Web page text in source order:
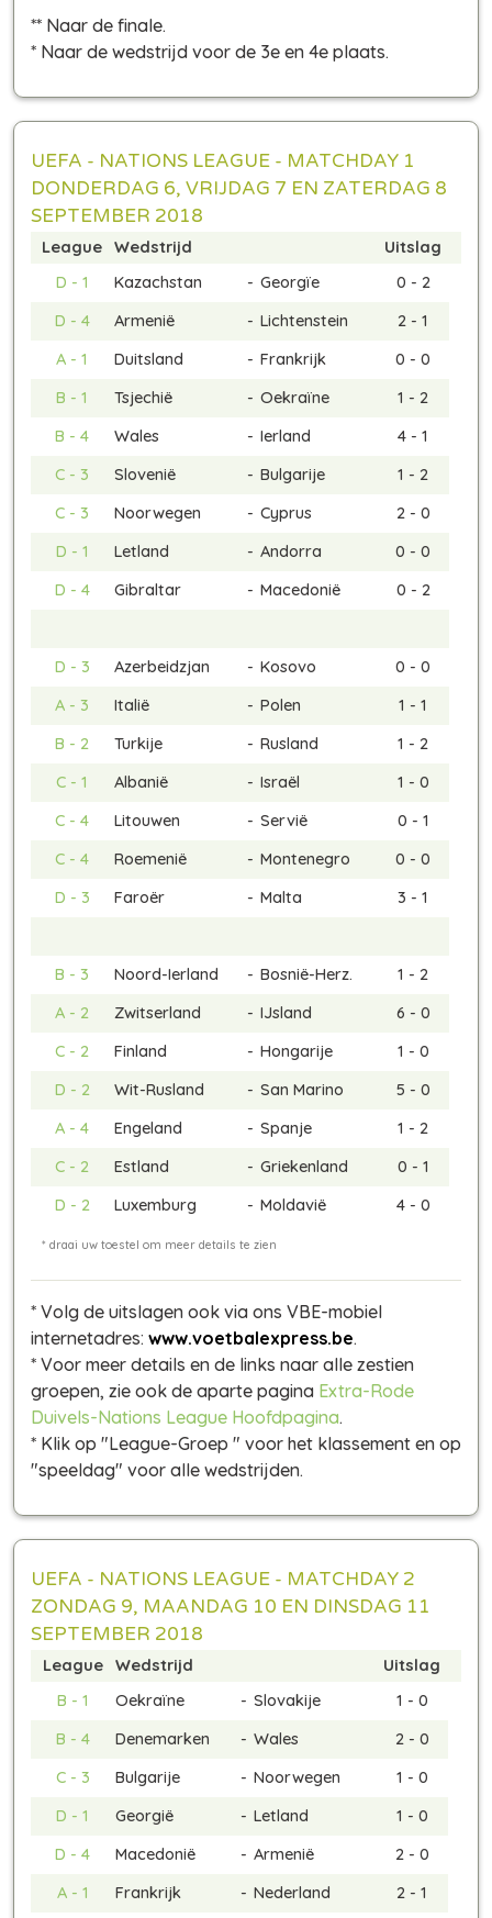
** Naar de finale.
* Naar de wedstrijd voor de 3e en 4e plaats.
UEFA - NATIONS LEAGUE - MATCHDAY 1
DONDERDAG 6, VRIJDAG 7 EN ZATERDAG 8
SEPTEMBER 2018
League Wedstrijd
Uitslag
D - 1
Kazachstan - Georgïe
0 - 2
D - 4
Armenië - Lichtenstein
2 - 1
A - 1
Duitsland - Frankrijk
0 - 0
B - 1
Tsjechië - Oekraïne
1 - 2
B - 4
Wales - Ierland
4 - 1
C - 3
Slovenië - Bulgarije
1 - 2
C - 3
Noorwegen - Cyprus
2 - 0
D - 1
Letland - Andorra
0 - 0
D - 4
Gibraltar - Macedonië 0 - 2
D - 3 Azerbeidzjan - Kosovo
0 - 0
A - 3
Italië - Polen
1 - 1
B - 2
Turkije - Rusland
1 - 2
C - 1
Albanië - Israël
1 - 0
C - 4
Litouwen - Servië
0 - 1
C - 4
Roemenië - Montenegro
0 - 0
D - 3
Faroër - Malta 3 - 1
B - 3 Noord-Ierland - Bosnië-Herz.
1 - 2
A - 2
Zwitserland - IJsland
6 - 0
C - 2
Finland - Hongarije
1 - 0
D - 2
Wit-Rusland - San Marino
5 - 0
A - 4
Engeland - Spanje
1 - 2
C - 2
Estland - Griekenland
0 - 1
D - 2
Luxemburg - Moldavië 4 - 0
* Volg de uitslagen ook via ons VBE-mobiel
internetadres: www.voetbalexpress.be.
* Voor meer details en de links naar alle zestien
groepen, zie ook de aparte pagina Extra-Rode
Duivels-Nations League Hoofdpagina.
* Klik op "League-Groep " voor het klassement en op
"speeldag" voor alle wedstrijden.
UEFA - NATIONS LEAGUE - MATCHDAY 2
ZONDAG 9, MAANDAG 10 EN DINSDAG 11
SEPTEMBER 2018
League Wedstrijd
Uitslag
B - 1
Oekraïne - Slovakije
1 - 0
B - 4
Denemarken - Wales
2 - 0
C - 3
Bulgarije - Noorwegen
1 - 0
D - 1
Georgië - Letland
1 - 0
D - 4
Macedonië - Armenië
2 - 0
A - 1
Frankrijk - Nederland 2 - 1